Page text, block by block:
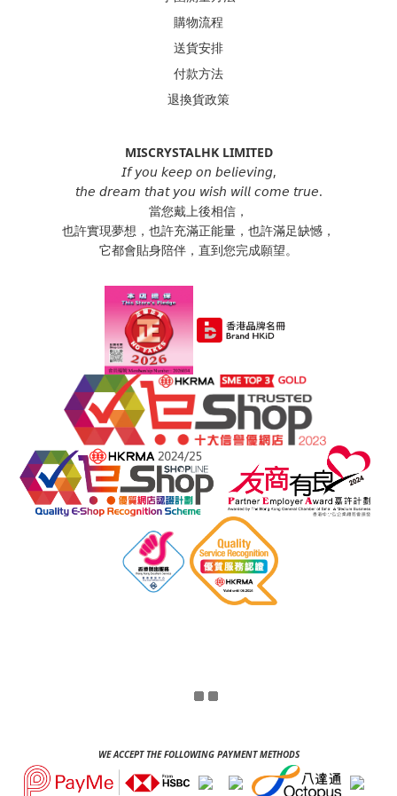
購物流程
送貨安排
付款方法
退換貨政策
MISCRYSTALHK LIMITED
𝘐𝘧 𝘺𝘰𝘶 𝘬𝘦𝘦𝘱 𝘰𝘯 𝘣𝘦𝘭𝘪𝘦𝘷𝘪𝘯𝘨,
𝘵𝘩𝘦 𝘥𝘳𝘦𝘢𝘮 𝘵𝘩𝘢𝘵 𝘺𝘰𝘶 𝘸𝘪𝘴𝘩 𝘸𝘪𝘭𝘭 𝘤𝘰𝘮𝘦 𝘵𝘳𝘶𝘦.
當您戴上後相信，
也許實現夢想，也許充滿正能量，也許滿足缺憾，
它都會貼身陪伴，直到您完成願望。
WE ACCEPT THE FOLLOWING PAYMENT METHODS